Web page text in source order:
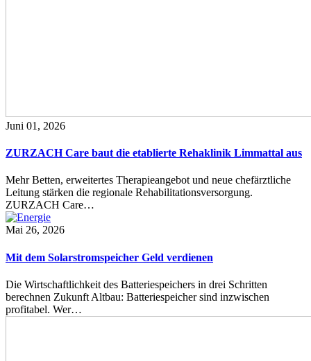
Juni 01, 2026
ZURZACH Care baut die etablierte Rehaklinik Limmattal aus
Mehr Betten, erweitertes Therapieangebot und neue chefärztliche
Leitung stärken die regionale Rehabilitationsversorgung.
ZURZACH Care…
Mai 26, 2026
Mit dem Solarstromspeicher Geld verdienen
Die Wirtschaftlichkeit des Batteriespeichers in drei Schritten
berechnen Zukunft Altbau: Batteriespeicher sind inzwischen
profitabel. Wer…